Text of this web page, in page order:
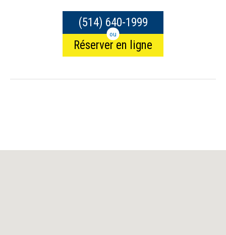
(514) 640-1999
ou
Réserver en ligne